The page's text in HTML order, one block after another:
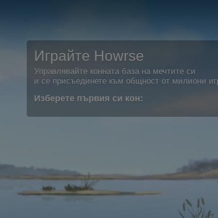
Играйте Howrse
Управлявайте конната база на мечтите си
и се присъединете към общност от милиони
Изберете първия си кон: